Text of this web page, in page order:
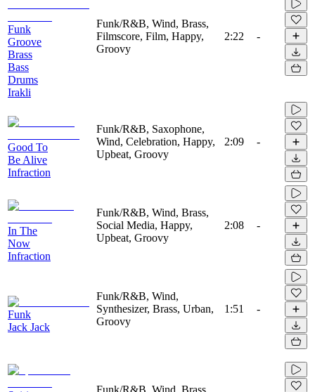
Funk
Groove
Brass
Bass
Drums
Irakli
Funk/R&B, Wind, Brass,
Filmscore, Film, Happy,
Groovy
2:22 -
Good To
Be Alive
Infraction
Funk/R&B, Saxophone,
Wind, Celebration, Happy,
Upbeat, Groovy
2:09 -
In The
Now
Infraction
Funk/R&B, Wind, Brass,
Social Media, Happy,
Upbeat, Groovy
2:08 -
Funk
Jack Jack
Funk/R&B, Wind,
Synthesizer, Brass, Urban,
Groovy
1:51 -
Funk/R&B, Wind, Brass,